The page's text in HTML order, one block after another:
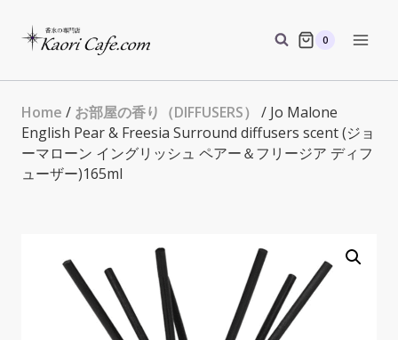
0
Home / お部屋の香り（DIFFUSERS） / Jo Malone
English Pear & Freesia Surround diffusers scent (ジョ
ーマローン イングリッシュ ペアー＆フリージア ディフ
ューザー)165ml